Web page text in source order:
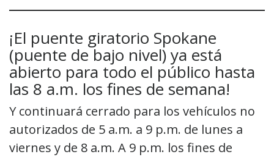
¡El puente giratorio Spokane
(puente de bajo nivel) ya está
abierto para todo el público hasta
las 8 a.m. los fines de semana!
Y continuará cerrado para los vehículos no
autorizados de 5 a.m. a 9 p.m. de lunes a
viernes y de 8 a.m. A 9 p.m. los fines de